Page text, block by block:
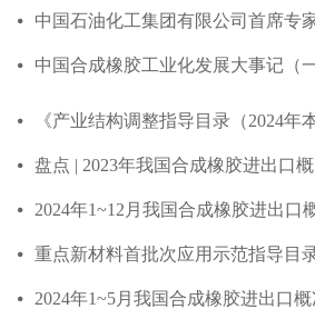
넸
넸 中国合成橡胶工业化发展大事记（一
넸 《产业结构调整指导目录（2024年
넸 盘点 | 2023年我国合成橡胶进出口
넸 2024年1~12月我国合成橡胶进出口
넸
넸 2024年1~5月我国合成橡胶进出口